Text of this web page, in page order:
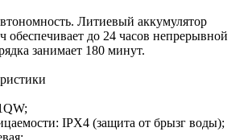
Литиевый аккумулятор
обеспечивает до 24 часов непрерывной
занимает 180 минут.
IPX4 (защита от брызг воды);